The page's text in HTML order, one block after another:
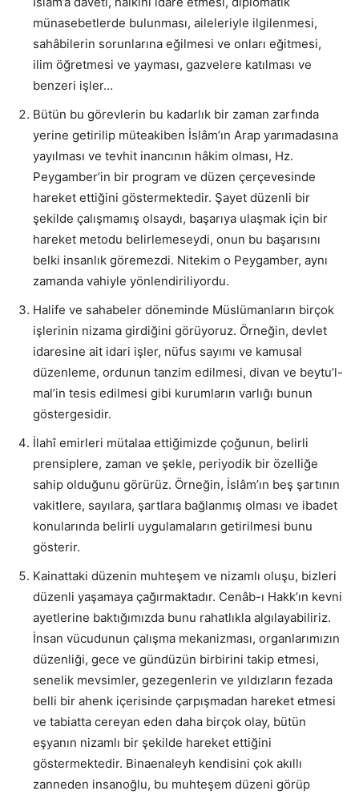
münasebetlerde bulunması, aileleriyle ilgilenmesi,
sahâbilerin sorunlarına eğilmesi ve onları eğitmesi,
ilim öğretmesi ve yayması, gazvelere katılması ve
benzeri işler…
Bütün bu görevlerin bu kadarlık bir zaman zarfında
yerine getirilip müteakiben İslâm’ın Arap yarımadasına
yayılması ve tevhit inancının hâkim olması, Hz.
Peygamber’in bir program ve düzen çerçevesinde
hareket ettiğini göstermektedir. Şayet düzenli bir
şekilde çalışmamış olsaydı, başarıya ulaşmak için bir
hareket metodu belirlemeseydi, onun bu başarısını
belki insanlık göremezdi. Nitekim o Peygamber, aynı
zamanda vahiyle yönlendiriliyordu.
Halife ve sahabeler döneminde Müslümanların birçok
işlerinin nizama girdiğini görüyoruz. Örneğin, devlet
idaresine ait idari işler, nüfus sayımı ve kamusal
düzenleme, ordunun tanzim edilmesi, divan ve beytu’l-
mal’in tesis edilmesi gibi kurumların varlığı bunun
göstergesidir.
İlahî emirleri mütalaa ettiğimizde çoğunun, belirli
prensiplere, zaman ve şekle, periyodik bir özelliğe
sahip olduğunu görürüz. Örneğin, İslâm’ın beş şartının
vakitlere, sayılara, şartlara bağlanmış olması ve ibadet
konularında belirli uygulamaların getirilmesi bunu
gösterir.
Kainattaki düzenin muhteşem ve nizamlı oluşu, bizleri
düzenli yaşamaya çağırmaktadır. Cenâb-ı Hakk’ın kevni
ayetlerine baktığımızda bunu rahatlıkla algılayabiliriz.
İnsan vücudunun çalışma mekanizması, organlarımızın
düzenliği, gece ve gündüzün birbirini takip etmesi,
senelik mevsimler, gezegenlerin ve yıldızların fezada
belli bir ahenk içerisinde çarpışmadan hareket etmesi
ve tabiatta cereyan eden daha birçok olay, bütün
eşyanın nizamlı bir şekilde hareket ettiğini
göstermektedir. Binaenaleyh kendisini çok akıllı
zanneden insanoğlu, bu muhteşem düzeni görüp